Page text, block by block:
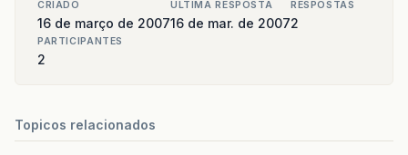
CRIADO
16 de março de 2007
ULTIMA RESPOSTA
16 de mar. de 2007
RESPOSTAS
2
PARTICIPANTES
2
Topicos relacionados